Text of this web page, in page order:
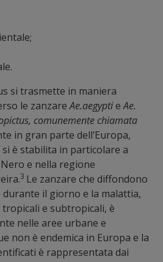
si trasmette in maniera
le zanzareAe.aegyptieAe.
comunemente chiamata
in gran parte dell’Europa,
si è stabilita in particolare a
e nella regione
3 Le zanzare che diffondono
il giorno e la malattia,
e subtropicali, è
nelle aree urbane e
non è endemica in Europa e la
è rappresentata dai